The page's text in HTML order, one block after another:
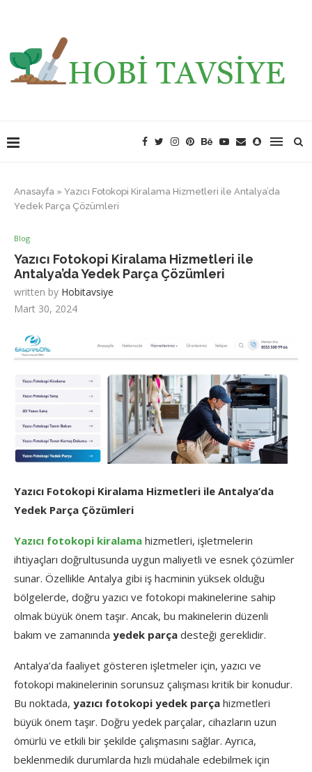
Anasayfa » Yazıcı Fotokopi Kiralama Hizmetleri ile Antalya’da
Yedek Parça Çözümleri
Blog
Yazıcı Fotokopi Kiralama Hizmetleri ile
Antalya’da Yedek Parça Çözümleri
written by Hobitavsiye
Mart 30, 2024
Yazıcı Fotokopi Kiralama Hizmetleri ile Antalya’da
Yedek Parça Çözümleri
Yazıcı fotokopi kiralama hizmetleri, işletmelerin
ihtiyaçları doğrultusunda uygun maliyetli ve esnek çözümler
sunar. Özellikle Antalya gibi iş hacminin yüksek olduğu
bölgelerde, doğru yazıcı ve fotokopi makinelerine sahip
olmak büyük önem taşır. Ancak, bu makinelerin düzenli
bakım ve zamanında yedek parça desteği gereklidir.
Antalya’da faaliyet gösteren işletmeler için, yazıcı ve
fotokopi makinelerinin sorunsuz çalışması kritik bir konudur.
Bu noktada, yazıcı fotokopi yedek parça hizmetleri
büyük önem taşır. Doğru yedek parçalar, cihazların uzun
ömürlü ve etkili bir şekilde çalışmasını sağlar. Ayrıca,
beklenmedik durumlarda hızlı müdahale edebilmek için